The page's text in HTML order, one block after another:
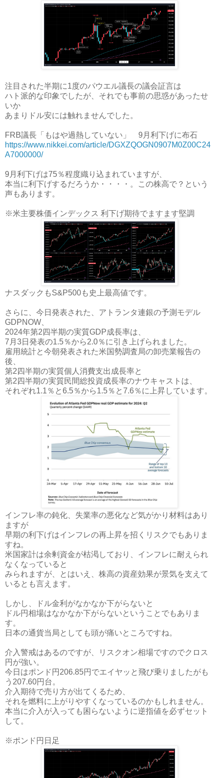
注目された半期に1度のパウエル議長の議会証言は
ハト派的な印象でしたが、それでも事前の思惑があったせ
いか
あまりドル安には触れませんでした。
FRB議長「もはや過熱していない」 9月利下げに布石
https://www.nikkei.com/article/DGXZQOGN0907M0Z00C24
A7000000/
9月利下げは75％程度織り込まれていますが、
本当に利下げするだろうか・・・・。この株高で？という
声もあります。
※米主要株価インデックス 利下げ期待でますます堅調
ナスダックもS&P500も史上最高値です。
さらに、今日発表された、アトランタ連銀の予測モデル
GDPNOW、
2024年第2四半期の実質GDP成長率は、
7月3日発表の1.5％から2.0％に引き上げられました。
雇用統計と今朝発表された米国勢調査局の卸売業報告の
後、
第2四半期の実質個人消費支出成長率と
第2四半期の実質民間総投資成長率のナウキャストは、
それぞれ1.1％と6.5％から1.5％と7.6％に上昇しています。
インフレ率の鈍化、失業率の悪化など気がかり材料はあり
ますが
早期の利下げはインフレの再上昇を招くリスクでもありま
すね。
米国家計は余剰資金が枯渇しており、インフレに耐えられ
なくなっていると
みられますが、とはいえ、株高の資産効果が景気を支えて
いるとも言えます。
しかし、ドル金利がなかなか下がらないと
ドル円相場はなかなか下がらないということでもありま
す。
日本の通貨当局としても頭が痛いところですね。
介入警戒はあるのですが、リスクオン相場ですのでクロス
円が強い。
今日はポンド円206.85円でエイヤッと飛び乗りましたがも
う207.60円台。
介入期待で売り方が出てくるため、
それを燃料に上がりやすくなっているのかもしれません。
本当に介入が入っても困らないように逆指値を必ずセット
して。
※ポンド円日足